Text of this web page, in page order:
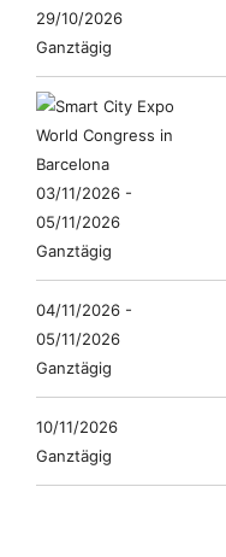
29/10/2026
Ganztägig
03/11/2026 -
05/11/2026
Ganztägig
04/11/2026 -
05/11/2026
Ganztägig
10/11/2026
Ganztägig